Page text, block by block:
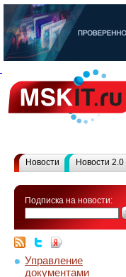
Новости Новости 2.0
Подписка на новости:
Управление
документами